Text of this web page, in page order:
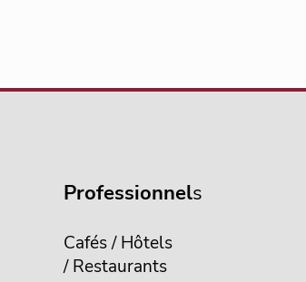
Professionnels
Cafés / Hôtels
/ Restaurants